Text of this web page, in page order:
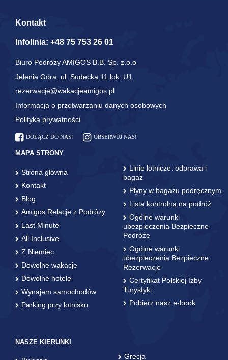
Kontakt
Infolinia: +48 75 753 26 01
Biuro Podróży AMIGOS B.B. Sp. z.o.o
Jelenia Góra, ul. Sudecka 11 lok. U1
rezerwacje@wakacjeamigos.pl
Informacja o przetwarzaniu danych osobowych
Polityka prywatności
DOŁĄCZ DO NAS! OBSERWUJ NAS!
MAPA STRONY
Strona główna
Kontakt
Blog
Amigos Relacje z Podróży
Last Minute
All Inclusive
Z Niemiec
Dowolne wakacje
Dowolne hotele
Wynajem samochodów
Parking przy lotnisku
Linie lotnicze: odprawa i
bagaż
Płyny w bagażu podręcznym
Lista kontrolna na podróż
Ogólne warunki
ubezpieczenia Bezpieczne
Podróże
Ogólne warunki
ubezpieczenia Bezpieczne
Rezerwacje
Certyfikat Polskiej Izby
Turystyki
Pobierz nasz e-book
NASZE KIERUNKI
Grecja